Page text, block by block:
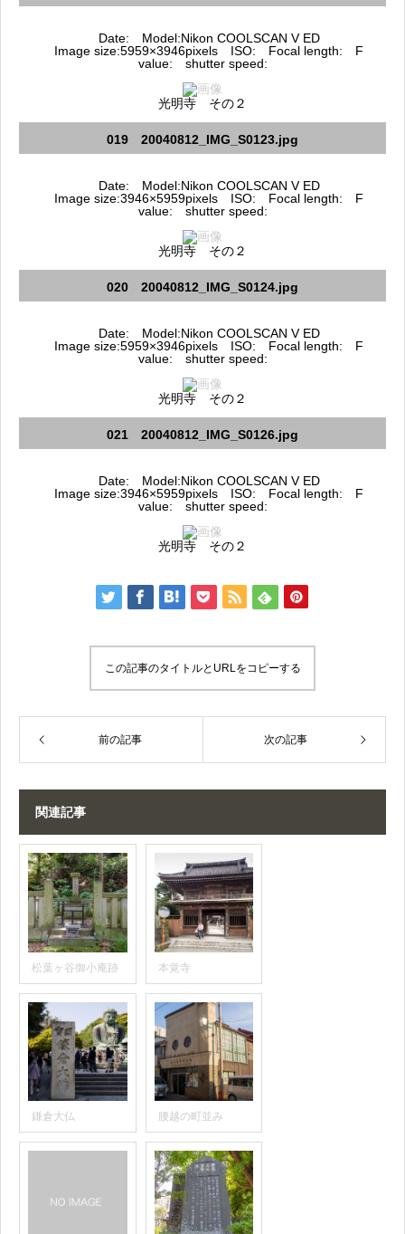
Date: Model:Nikon COOLSCAN V ED
Image size:5959×3946pixels ISO: Focal length: F
value: shutter speed:
光明寺 その２
019 20040812_IMG_S0123.jpg
Date: Model:Nikon COOLSCAN V ED
Image size:3946×5959pixels ISO: Focal length: F
value: shutter speed:
光明寺 その２
020 20040812_IMG_S0124.jpg
Date: Model:Nikon COOLSCAN V ED
Image size:5959×3946pixels ISO: Focal length: F
value: shutter speed:
光明寺 その２
021 20040812_IMG_S0126.jpg
Date: Model:Nikon COOLSCAN V ED
Image size:3946×5959pixels ISO: Focal length: F
value: shutter speed:
光明寺 その２
この記事のタイトルとURLをコピーする
前の記事 次の記事
関連記事
松葉ヶ谷御小庵跡 本覚寺
鎌倉大仏 腰越の町並み